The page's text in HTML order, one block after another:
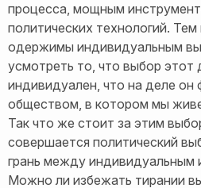
процесса, мощным
политических технологий.
одержимы индивидуальным
усмотреть то, что выбор этот
индивидуален, что на деле он
обществом, в котором мы
Так что же стоит за этим
совершается политический
грань между индивидуальным
Можно ли избежать тирании